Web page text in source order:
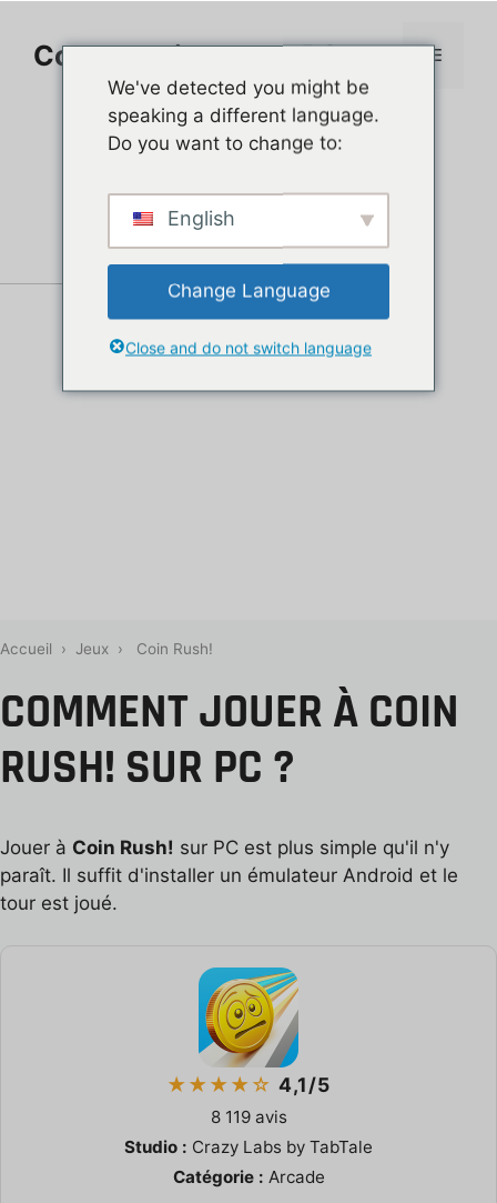
contenuComment jouer sur PC Menu
Accueil › Jeux › Coin Rush!
COMMENT JOUER À COIN
RUSH! SUR PC ?
Jouer à Coin Rush! sur PC est plus simple qu'il n'y
paraît. Il suffit d'installer un émulateur Android et le
tour est joué.
★★★★☆ 4,1/5
8 119 avis
Studio : Crazy Labs by TabTale
Catégorie : Arcade
We've detected you might be
speaking a different language.
Do you want to change to:
English
Change Language
Close and do not switch language